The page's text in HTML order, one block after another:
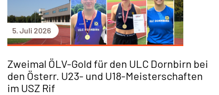
5. Juli 2026
Zweimal ÖLV-Gold für den ULC Dornbirn bei
den Österr. U23- und U18-Meisterschaften
im USZ Rif